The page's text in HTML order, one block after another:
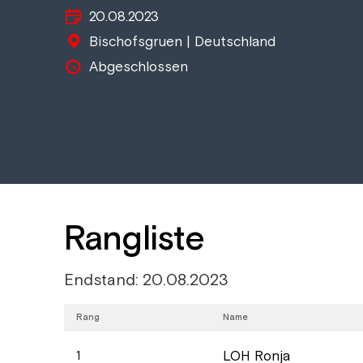
20.08.2023
Bischofsgruen | Deutschland
Abgeschlossen
Rangliste
Endstand: 20.08.2023
Rang Name
1 LOH Ronja